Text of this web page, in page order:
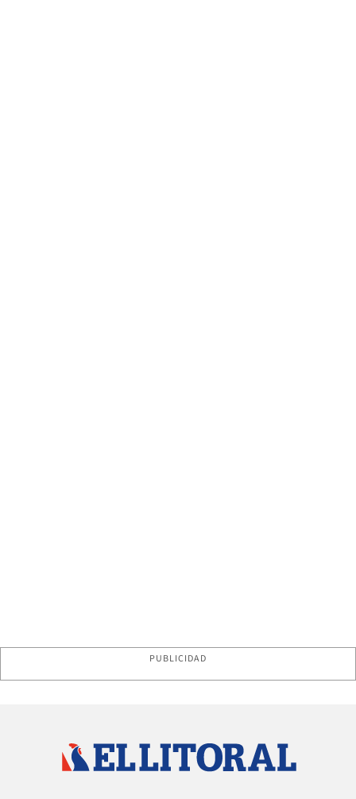
PUBLICIDAD